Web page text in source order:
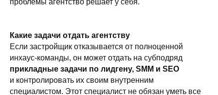
проблемы агентство решает у себя.
Какие задачи отдать агентству
Если застройщик отказывается от полноценной
инхаус-команды, он может отдать на субподряд
прикладные задачи по лидгену, SMM и SEO
и контролировать их своим внутренним
специалистом. Этот специалист не обязан уметь все